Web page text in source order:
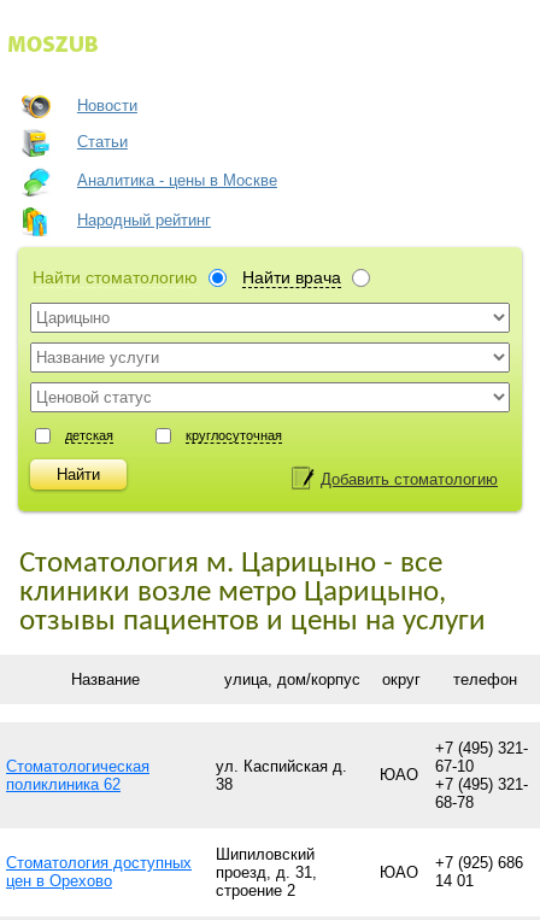
Новости
Статьи
Аналитика - цены в Москве
Народный рейтинг
Найти стоматологию Найти врача
детская круглосуточная
Добавить стоматологию
Стоматология м. Царицыно - все
клиники возле метро Царицыно,
отзывы пациентов и цены на услуги
Название улица, дом/корпус округ телефон
Стоматологическая
поликлиника 62
ул. Каспийская д.
38
ЮАО
+7 (495) 321-
67-10
+7 (495) 321-
68-78
Стоматология доступных
цен в Орехово
Шипиловский
проезд, д. 31,
строение 2
ЮАО
+7 (925) 686
14 01